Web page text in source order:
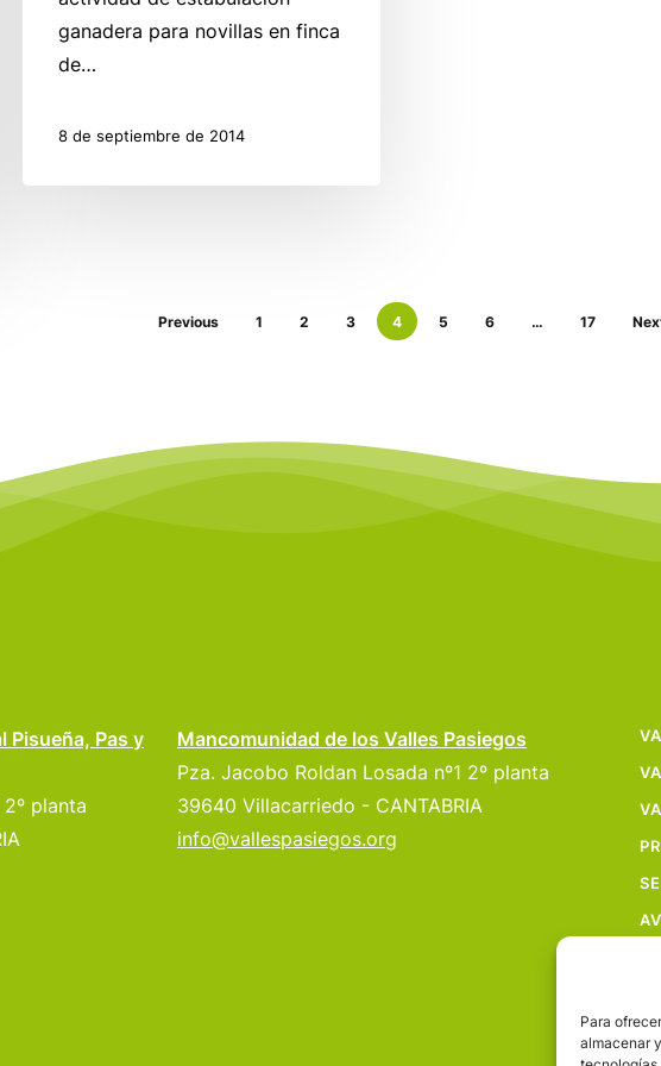
Para
almacenar
ganadera para novillas en finca
de…
8 de septiembre de 2014
Previous 1 2 3 4 5 6 … 17
Pisueña, Pas y
planta
Mancomunidad de los Valles Pasiegos
Pza. Jacobo Roldan Losada nº1 2º planta
39640 Villacarriedo - CANTABRIA
info@vallespasiegos.org